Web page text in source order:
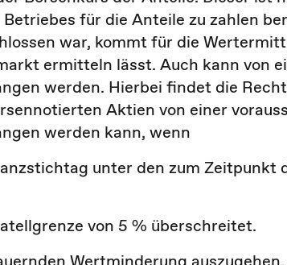
für die Anteile zu zahlen
war, kommt für die
ermitteln lässt. Auch kann von
werden. Hierbei findet die
Aktien von einer
werden kann, wenn
unter den zum Zeitpunkt
von 5 % überschreitet.